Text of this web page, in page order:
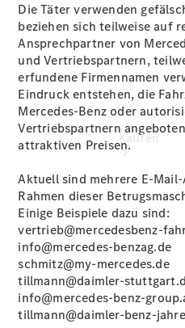
Kaufen
Übersicht
Junge
Sterne
Die Täter verwenden
beziehen sich teilweise auf
Ansprechpartner von
und Vertriebspartnern,
erfundene Firmennamen
Eindruck entstehen, die
Mercedes‑Benz oder
Vertriebspartnern
attraktiven Preisen.
Aktuell sind mehrere
Rahmen dieser
Einige Beispiele dazu sind:
vertrieb@mercedesbenz-
info@mercedes-benzag.de
schmitz@my-mercedes.de
tillmann@daimler-
info@mercedes-benz-
tillmann@daimler-benz-